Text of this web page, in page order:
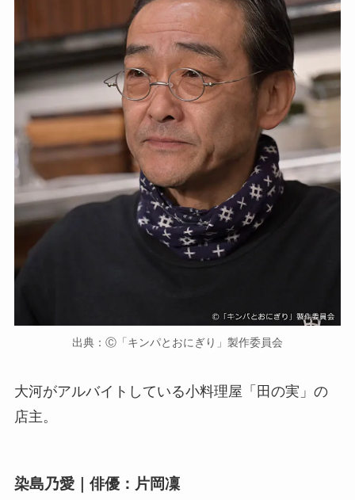
出典：Ⓒ「キンパとおにぎり」製作委員会
大河がアルバイトしている小料理屋「田の実」の
店主。
染島乃愛｜俳優：片岡凜